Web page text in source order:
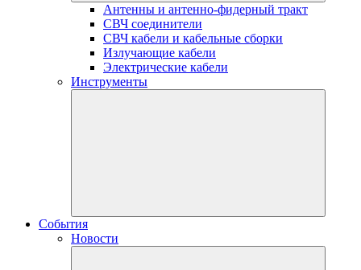
Антенны и антенно-фидерный тракт
СВЧ соединители
СВЧ кабели и кабельные сборки
Излучающие кабели
Электрические кабели
Инструменты
События
Новости